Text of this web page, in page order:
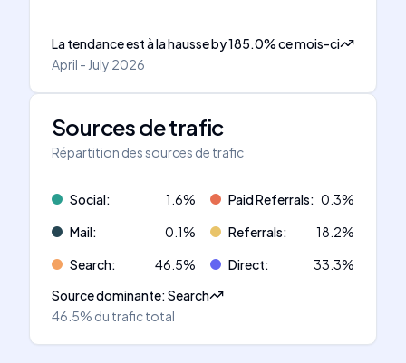
La tendance est à la hausseby185.0%ce mois-ci
April - July 2026
Sources de trafic
Répartition des sources de trafic
Social: 1.6% Paid Referrals: 0.3%
Mail: 0.1% Referrals: 18.2%
Search: 46.5% Direct: 33.3%
Source dominante:Search
46.5% du trafic total